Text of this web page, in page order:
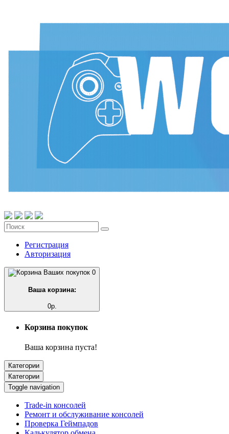
Регистрация
Авторизация
0
Ваша корзина:
0р.
Корзина покупок
Ваша корзина пуста!
Категории
Категории
Toggle navigation
Trade-in консолей
Ремонт и обслуживание консолей
Проверка Геймпадов